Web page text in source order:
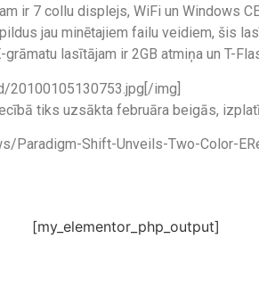
ir 7 collu displejs, WiFi un Windows
jau minētajiem failu veidiem, šis
lasītājam ir 2GB atmiņa un T-
20100105130753.jpg[/img]
tiks uzsākta februāra beigās,
Paradigm-Shift-Unveils-Two-Color-
[my_elementor_php_output]